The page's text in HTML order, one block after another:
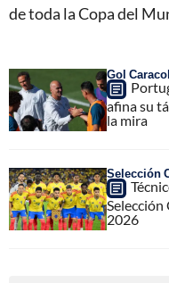
de toda la Copa del
Gol Caracol
afina su
la mira
Selección
2026